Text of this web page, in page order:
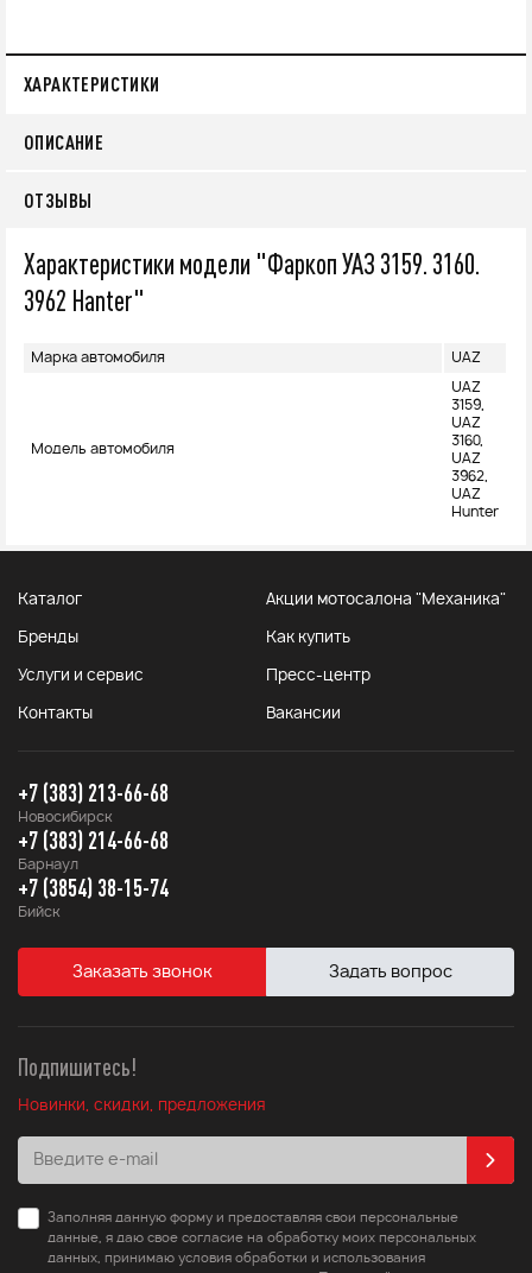
ХАРАКТЕРИСТИКИ
ОПИСАНИЕ
ОТЗЫВЫ
Характеристики модели "Фаркоп УАЗ 3159. 3160.
3962 Hanter"
Марка автомобиля UAZ
Модель автомобиля
UAZ
3159,
UAZ
3160,
UAZ
3962,
UAZ
Hunter
Каталог Акции мотосалона "Механика"
Бренды Как купить
Услуги и сервис Пресс-центр
Контакты Вакансии
+7 (383) 213-66-68
Новосибирск
+7 (383) 214-66-68
Барнаул
+7 (3854) 38-15-74
Бийск
Заказать звонок Задать вопрос
Подпишитесь!
Новинки, скидки, предложения
Заполняя данную форму и предоставляя свои персональные
данные, я даю свое согласие на обработку моих персональных
данных, принимаю условия обработки и использования